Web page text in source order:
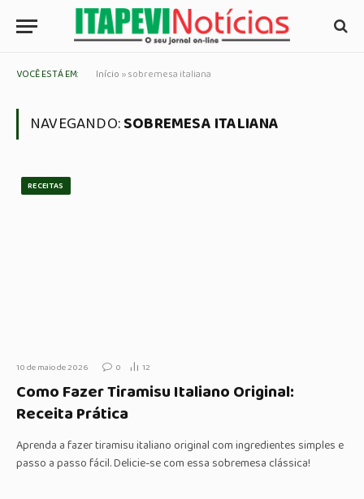
VOCÊ ESTÁ EM: Início »sobremesa italiana
NAVEGANDO:SOBREMESA ITALIANA
RECEITAS
10 de maio de 2026 0 12
Como Fazer Tiramisu Italiano Original:
Receita Prática
Aprenda a fazer tiramisu italiano original com ingredientes simples e
passo a passo fácil. Delicie-se com essa sobremesa clássica!